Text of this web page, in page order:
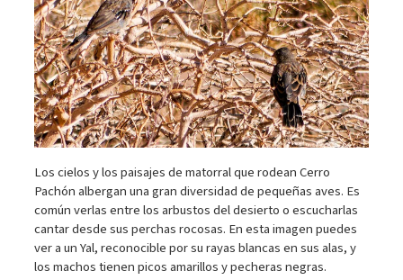
Los cielos y los paisajes de matorral que rodean Cerro
Pachón albergan una gran diversidad de pequeñas aves. Es
común verlas entre los arbustos del desierto o escucharlas
cantar desde sus perchas rocosas. En esta imagen puedes
ver a un Yal, reconocible por su rayas blancas en sus alas, y
los machos tienen picos amarillos y pecheras negras.